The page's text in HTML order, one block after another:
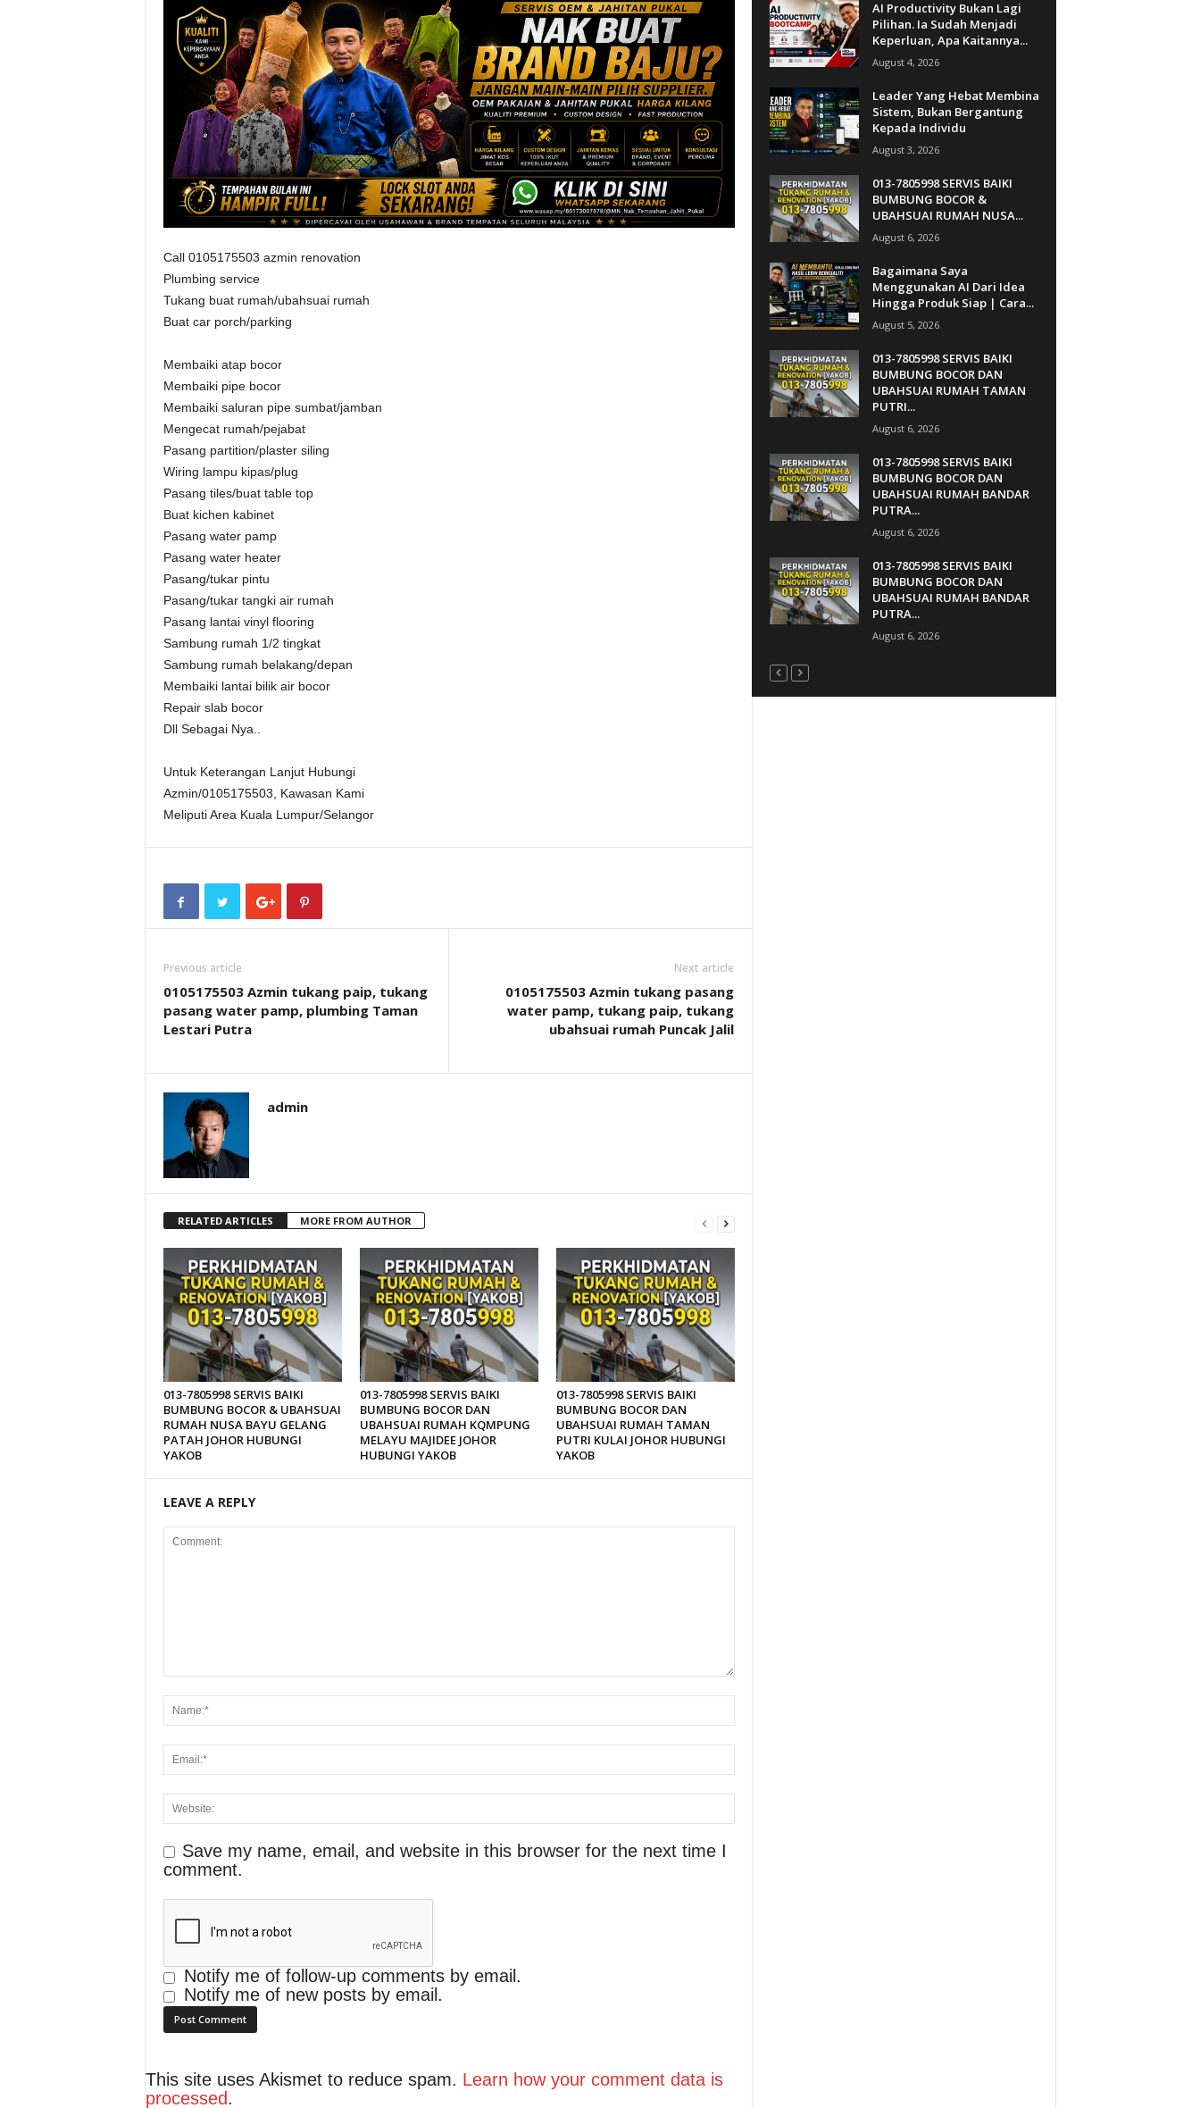
Call 0105175503 azmin renovation
Plumbing service
Tukang buat rumah/ubahsuai rumah
Buat car porch/parking
Membaiki atap bocor
Membaiki pipe bocor
Membaiki saluran pipe sumbat/jamban
Mengecat rumah/pejabat
Pasang partition/plaster siling
Wiring lampu kipas/plug
Pasang tiles/buat table top
Buat kichen kabinet
Pasang water pamp
Pasang water heater
Pasang/tukar pintu
Pasang/tukar tangki air rumah
Pasang lantai vinyl flooring
Sambung rumah 1/2 tingkat
Sambung rumah belakang/depan
Membaiki lantai bilik air bocor
Repair slab bocor
Dll Sebagai Nya..
Untuk Keterangan Lanjut Hubungi
Azmin/0105175503, Kawasan Kami
Meliputi Area Kuala Lumpur/Selangor
Previous article
0105175503 Azmin tukang paip, tukang
pasang water pamp, plumbing Taman
Lestari Putra
Next article
0105175503 Azmin tukang pasang
water pamp, tukang paip, tukang
ubahsuai rumah Puncak Jalil
admin
RELATED ARTICLES MORE FROM AUTHOR
013-7805998 SERVIS BAIKI
BUMBUNG BOCOR & UBAHSUAI
RUMAH NUSA BAYU GELANG
PATAH JOHOR HUBUNGI
YAKOB
013-7805998 SERVIS BAIKI
BUMBUNG BOCOR DAN
UBAHSUAI RUMAH KQMPUNG
MELAYU MAJIDEE JOHOR
HUBUNGI YAKOB
013-7805998 SERVIS BAIKI
BUMBUNG BOCOR DAN
UBAHSUAI RUMAH TAMAN
PUTRI KULAI JOHOR HUBUNGI
YAKOB
LEAVE A REPLY
Save my name, email, and website in this browser for the next time I
comment.
Notify me of follow-up comments by email.
Notify me of new posts by email.
This site uses Akismet to reduce spam. Learn how your comment data is
processed.
AI Productivity Bukan Lagi
Pilihan. Ia Sudah Menjadi
Keperluan, Apa Kaitannya...
August 4, 2026
Leader Yang Hebat Membina
Sistem, Bukan Bergantung
Kepada Individu
August 3, 2026
013-7805998 SERVIS BAIKI
BUMBUNG BOCOR &
UBAHSUAI RUMAH NUSA...
August 6, 2026
Bagaimana Saya
Menggunakan AI Dari Idea
Hingga Produk Siap | Cara...
August 5, 2026
013-7805998 SERVIS BAIKI
BUMBUNG BOCOR DAN
UBAHSUAI RUMAH TAMAN
PUTRI...
August 6, 2026
013-7805998 SERVIS BAIKI
BUMBUNG BOCOR DAN
UBAHSUAI RUMAH BANDAR
PUTRA...
August 6, 2026
013-7805998 SERVIS BAIKI
BUMBUNG BOCOR DAN
UBAHSUAI RUMAH BANDAR
PUTRA...
August 6, 2026